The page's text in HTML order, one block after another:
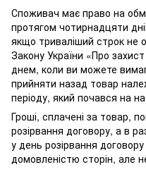
Споживач має право на
протягом чотирнадцяти
якщо триваліший строк не
Закону України «Про
днем, коли ви можете
прийняти назад товар
періоду, який почався на
Гроші, сплачені за товар,
розірвання договору, а в
у день розірвання
домовленістю сторін, але